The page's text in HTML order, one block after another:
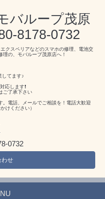
バループ茂原
0732
クスペリアなどのスマホの修理、電池交
の、モバループ茂原店へ！
してます♪
応します❗️
ご了承下さい
。電話、メールでご相談を！電話大歓迎
けください）
0732
わせ